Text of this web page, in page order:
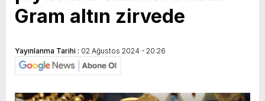
yeni özellikler belli oldu
Gram altın zirvede
Yayınlanma Tarihi : 02 Ağustos 2024 - 20:26